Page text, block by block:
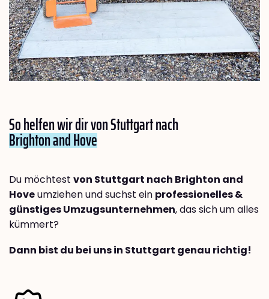
So helfen wir dir von Stuttgart nach
Brighton and Hove
Du möchtest von Stuttgart nach Brighton and
Hoveumziehen und suchst ein professionelles &
günstiges Umzugsunternehmen, das sich um alles
kümmert?
Dann bist du bei uns in Stuttgart genau richtig!